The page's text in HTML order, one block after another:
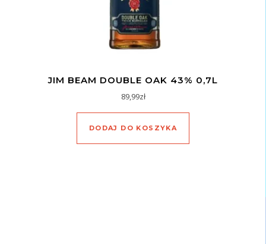
JIM BEAM DOUBLE OAK 43% 0,7L
89,99zł
DODAJ DO KOSZYKA